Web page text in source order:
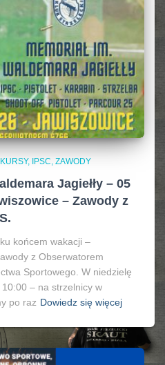
IPSC ZAWODY
Jagiełły – 05
– Zawody z
końcem wakacji –
z Obserwatorem
Sportowego. W niedzielę
– na strzelnicy w
po raz Dowiedz się więcej